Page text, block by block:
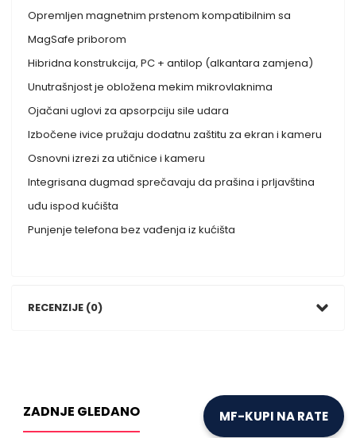
Opremljen magnetnim prstenom kompatibilnim sa
MagSafe priborom
Hibridna konstrukcija, PC + antilop (alkantara zamjena)
Unutrašnjost je obložena mekim mikrovlaknima
Ojačani uglovi za apsorpciju sile udara
Izbočene ivice pružaju dodatnu zaštitu za ekran i kameru
Osnovni izrezi za utičnice i kameru
Integrisana dugmad sprečavaju da prašina i prljavština
uđu ispod kućišta
Punjenje telefona bez vađenja iz kućišta
RECENZIJE (0)
ZADNJE GLEDANO MF-KUPI NA RATE